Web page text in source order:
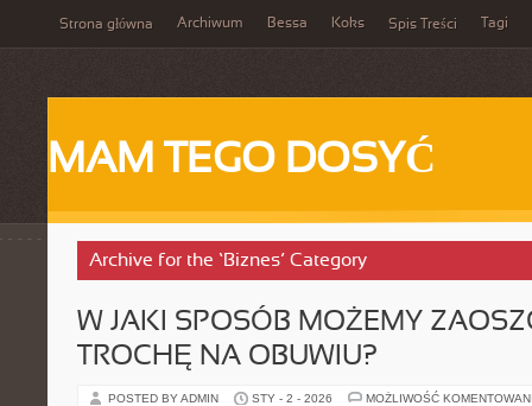
Strona główna Archiwum Bessa Koks Spis Treści Tagi
MAM TEGO DOSYĆ
Archive for the ‘Biznes’ Category
W JAKI SPOSÓB MOŻEMY
TROCHĘ NA OBUWIU?
POSTED BY ADMIN STY - 2 - 2026 MOŻLIWOŚĆ